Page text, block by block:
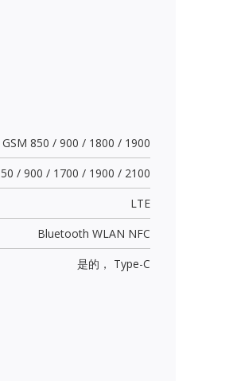
GSM 850 / 900 / 1800 / 1900
/ 900 / 1700 / 1900 / 2100
LTE
Bluetooth WLAN NFC
是的， Type-C